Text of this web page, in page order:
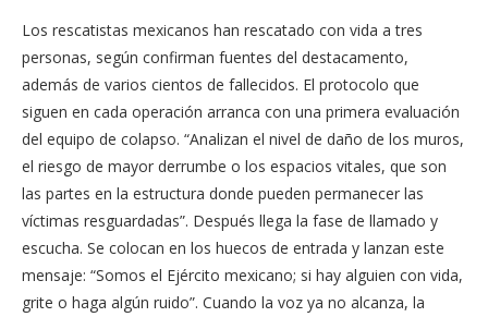
Los rescatistas mexicanos han rescatado con vida a tres
personas, según confirman fuentes del destacamento,
además de varios cientos de fallecidos. El protocolo que
siguen en cada operación arranca con una primera evaluación
del equipo de colapso. “Analizan el nivel de daño de los muros,
el riesgo de mayor derrumbe o los espacios vitales, que son
las partes en la estructura donde pueden permanecer las
víctimas resguardadas”. Después llega la fase de llamado y
escucha. Se colocan en los huecos de entrada y lanzan este
mensaje: “Somos el Ejército mexicano; si hay alguien con vida,
grite o haga algún ruido”. Cuando la voz ya no alcanza, la